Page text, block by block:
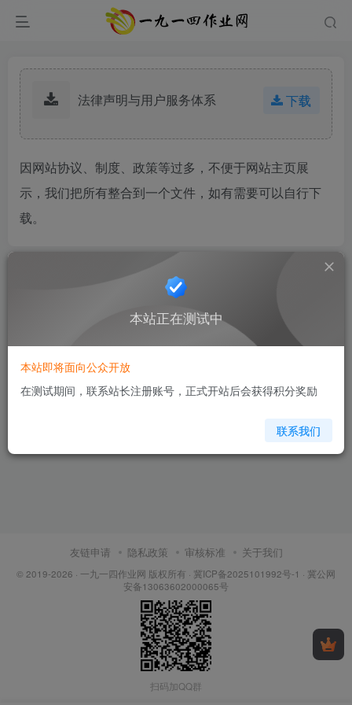
法律声明与用户服务体系 下载
因网站协议、制度、政策等过多，不便于网站主页展
示，我们把所有整合到一个文件，如有需要可以自行下
载。
友链申请 隐私政策 审核标准 关于我们
© 2019-2026 · 一九一四作业网 版权所有 · 冀ICP备2025101992号-1 · 冀公网
安备13063602000065号
扫码加QQ群
本站正在测试中
本站即将面向公众开放
在测试期间，联系站长注册账号，正式开站后会获得积分奖励
联系我们